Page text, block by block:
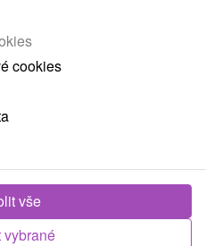
/noc/osoba
cookies
vybrané
vše